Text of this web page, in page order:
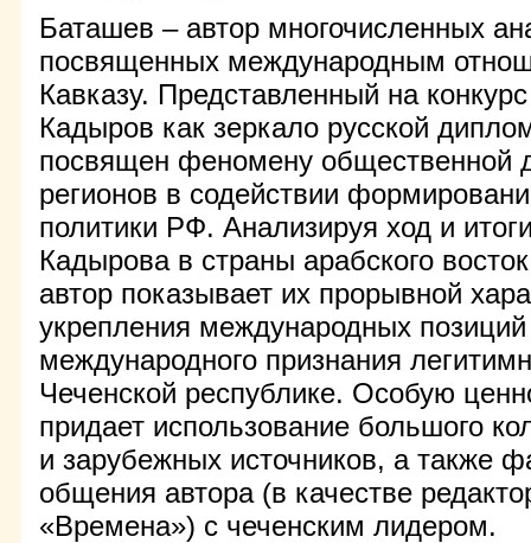
Баташев – автор многочисленных
посвященных международным
Кавказу. Представленный на
Кадыров как зеркало русской
посвящен феномену общественной
регионов в содействии
политики РФ. Анализируя ход и
Кадырова в страны арабского
автор показывает их прорывной
укрепления международных
международного признания
Чеченской республике. Особую
придает использование большого
и зарубежных источников, а также
общения автора (в качестве
«Времена») с чеченским лидером.